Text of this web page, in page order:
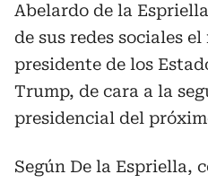
Abelardo de la
de sus redes sociales
presidente de los
Trump, de cara a la
presidencial del
Según De la Espriella,